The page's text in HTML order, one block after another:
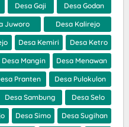
Desa Gaji Desa Godan
Juworo Desa Kalirejo
Desa Kemiri Desa Ketro
Desa Mangin Desa Menawan
Pranten Desa Pulokulon
Desa Sambung Desa Selo
Desa Simo Desa Sugihan